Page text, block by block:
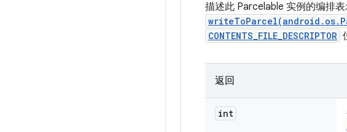
描述此 Parcelable 实例的编排
CONTENTS_FILE_DESCRIPTOR
返回
int